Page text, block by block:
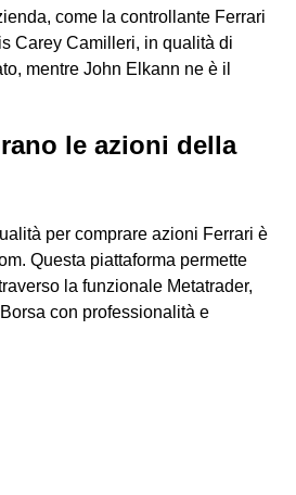
come la controllante Ferrari
Carey Camilleri, in qualità di
mentre John Elkann ne è il
le azioni della
per comprare azioni Ferrari è
Questa piattaforma permette
la funzionale Metatrader,
con professionalità e